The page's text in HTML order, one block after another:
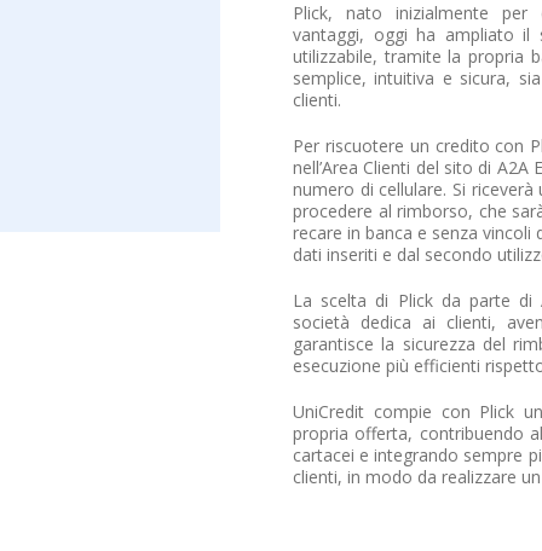
Plick, nato inizialmente per
vantaggi, oggi ha ampliato il
utilizzabile, tramite la propria
semplice, intuitiva e sicura,
clienti.
Per riscuotere un credito con
nell’Area Clienti del sito di
numero di cellulare. Si
procedere al rimborso, che
recare in banca e senza vincoli
dati inseriti e dal secondo
La scelta di Plick da parte di
società dedica ai clienti,
garantisce la sicurezza del
esecuzione più efficienti
UniCredit compie con Plick
propria offerta, contribuendo
cartacei e integrando sempre
clienti, in modo da realizzare